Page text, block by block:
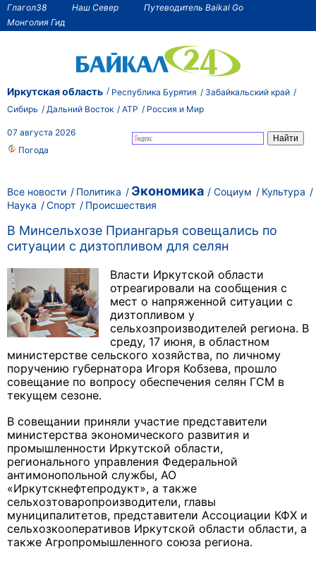
Глагол38 Наш Север
Путеводитель Baikal Go
Монголия Гид
Иркутская область Республика Бурятия
Забайкальский край
Сибирь
Дальний Восток АТР Россия и Мир
07 августа 2026
Погода
Все новости Политика Экономика Социум
Культура
Наука
Спорт Происшествия
В Минсельхозе Приангарья совещались по
ситуации с дизтопливом для селян
Власти Иркутской области
отреагировали на сообщения с
мест о напряженной ситуации с
дизтопливом у
сельхозпроизводителей региона. В
среду, 17 июня, в областном
министерстве сельского хозяйства, по личному
поручению губернатора Игоря Кобзева, прошло
совещание по вопросу обеспечения селян ГСМ в
текущем сезоне.
В совещании приняли участие представители
министерства экономического развития и
промышленности Иркутской области,
регионального управления Федеральной
антимонопольной службы, АО
«Иркутскнефтепродукт», а также
сельхозтоваропроизводители, главы
муниципалитетов, представители Ассоциации КФХ и
сельхозкооперативов Иркутской области области, а
также Агропромышленного союза региона.